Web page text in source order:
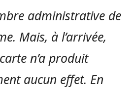
administrative de
Mais, à l’arrivée,
n’a produit
aucun effet. En